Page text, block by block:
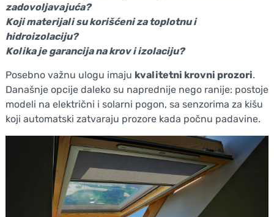
zadovoljavajuća?
Koji materijali su korišćeni za toplotnu i
hidroizolaciju?
Kolika je garancija na krov i izolaciju?
Posebno važnu ulogu imaju kvalitetni krovni prozori.
Današnje opcije daleko su naprednije nego ranije: postoje
modeli na električni i solarni pogon, sa senzorima za kišu
koji automatski zatvaraju prozore kada počnu padavine.